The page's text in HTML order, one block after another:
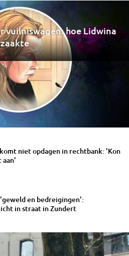
vuilniswagen: hoe Lidwina
niet opdagen in rechtbank: 'Kon
aan'
en bedreigingen':
in straat in Zundert